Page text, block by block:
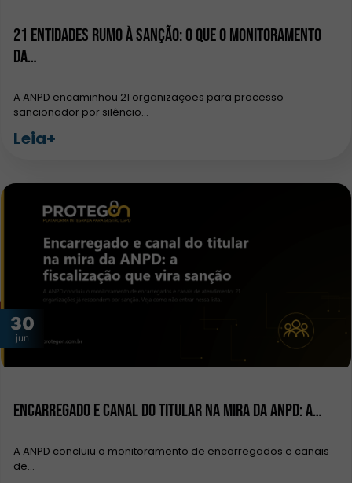
21 entidades rumo à sanção: o que o monitoramento
da…
A ANPD encaminhou 21 organizações para processo
sancionador por silêncio…
Leia+
30
jun
Encarregado e canal do titular na mira da ANPD: a…
A ANPD concluiu o monitoramento de encarregados e canais
de…